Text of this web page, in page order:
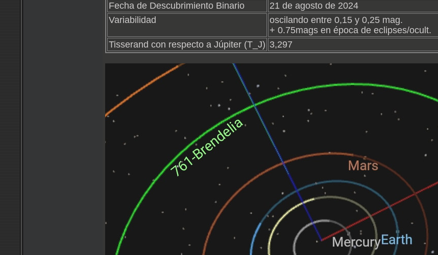
Fecha de Descubrimiento Binario
21 de agosto de 2024
Variabilidad
oscilando entre 0,15 y 0,25 mag.
+ 0.75mags en época de eclipses/ocult.
Tisserand con respecto a Júpiter (T_J) 3,297